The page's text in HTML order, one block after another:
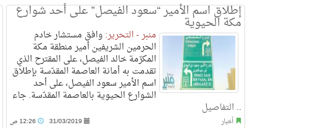
إطلاق اسم الأمير “سعود الفيصل” على أحد شوارع
مكة الحيوية
منبر - التحرير: وافق مستشار خادم
الحرمين الشريفين أمير منطقة مكة
المكرّمة خالد الفيصل، على المقترح الذي
تقدمت به أمانة العاصمة المقدّسة بإطلاق
اسم الأمير سعود الفيصل، على أحد
الشوارع الحيوية بالعاصمة المقدّسة. جاء
.. التفاصيل
أخبار 31/03/2019